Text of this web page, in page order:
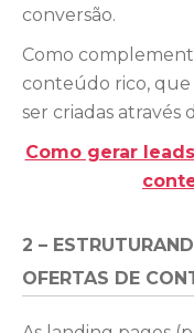
conversão.
Como
conteúdo rico,
ser criadas através
Como gerar
2 –
OFERTAS DE